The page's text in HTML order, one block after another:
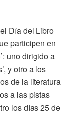
Día del Libro
participen en
uno dirigido a
y otro a los
de la literatura
a las pistas
los días 25 de